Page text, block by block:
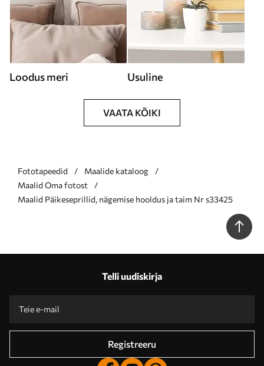
Loodus meri Usuline
VAATA KÕIKI
Fototapeedid
Maalide kataloog
Maalid Oma fotost
Maalid Päikeseprillid, nägemise hooldus ja taim Nr s33425
Telli uudiskirja
Registreeru